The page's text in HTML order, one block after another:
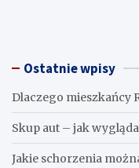
Ostatnie wpisy
Dlaczego mieszkańcy
Skup aut – jak
Jakie schorzenia